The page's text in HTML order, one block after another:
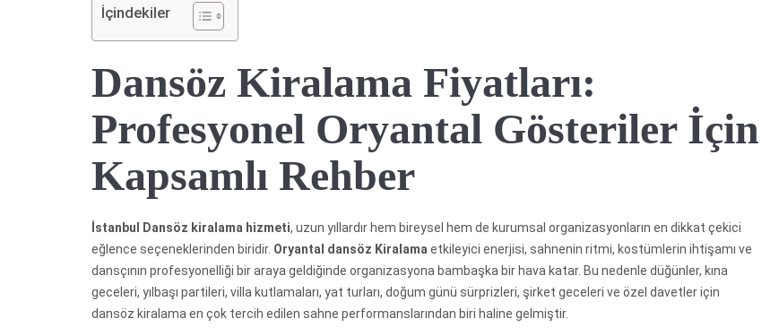
İçindekiler
Dansöz Kiralama Fiyatları:
Profesyonel Oryantal Gösteriler İçin
Kapsamlı Rehber
İstanbul Dansöz kiralama hizmeti, uzun yıllardır hem bireysel hem de kurumsal organizasyonların en dikkat çekici
eğlence seçeneklerinden biridir. Oryantal dansöz Kiralama etkileyici enerjisi, sahnenin ritmi, kostümlerin ihtişamı ve
dansçının profesyonelliği bir araya geldiğinde organizasyona bambaşka bir hava katar. Bu nedenle düğünler, kına
geceleri, yılbaşı partileri, villa kutlamaları, yat turları, doğum günü sürprizleri, şirket geceleri ve özel davetler için
dansöz kiralama en çok tercih edilen sahne performanslarından biri haline gelmiştir.